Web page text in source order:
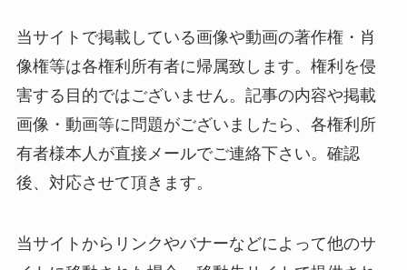
当サイトで掲載している画像や動画の著作権・肖
像権等は各権利所有者に帰属致します。権利を侵
害する目的ではございません。記事の内容や掲載
画像・動画等に問題がございましたら、各権利所
有者様本人が直接メールでご連絡下さい。確認
後、対応させて頂きます。
当サイトからリンクやバナーなどによって他のサ